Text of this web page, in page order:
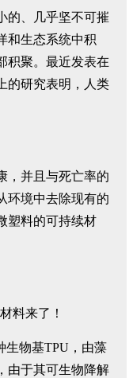
的、几乎坚不可摧
和生态系统中积
积聚。最近发表在
的研究表明，人类
，并且与死亡率的
环境中去除现有的
塑料的可持续材
生物基TPU，由藻
由于其可生物降解